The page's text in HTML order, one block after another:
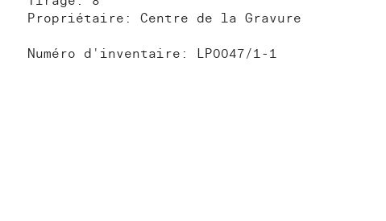
Propriétaire: Centre de la Gravure
Numéro d'inventaire: LP0047/1-1